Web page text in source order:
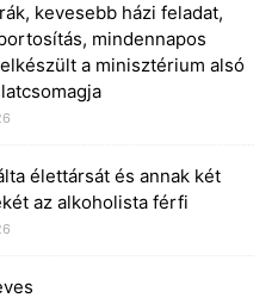
kevesebb házi feladat,
mindennapos
a minisztérium alsó
élettársát és annak két
az alkoholista férfi